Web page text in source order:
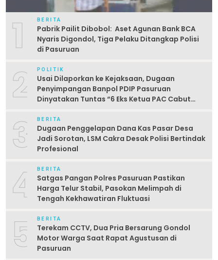
1 BERITA
Pabrik Pailit Dibobol: Aset Agunan Bank BCA
Nyaris Digondol, Tiga Pelaku Ditangkap Polisi
di Pasuruan
2 POLITIK
Usai Dilaporkan ke Kejaksaan, Dugaan
Penyimpangan Banpol PDIP Pasuruan
Dinyatakan Tuntas “6 Eks Ketua PAC Cabut
3 BERITA
Dugaan Penggelapan Dana Kas Pasar Desa
Jadi Sorotan, LSM Cakra Desak Polisi Bertindak
Profesional
4 BERITA
Satgas Pangan Polres Pasuruan Pastikan
Harga Telur Stabil, Pasokan Melimpah di
Tengah Kekhawatiran Fluktuasi
5 BERITA
Terekam CCTV, Dua Pria Bersarung Gondol
Motor Warga Saat Rapat Agustusan di
Pasuruan